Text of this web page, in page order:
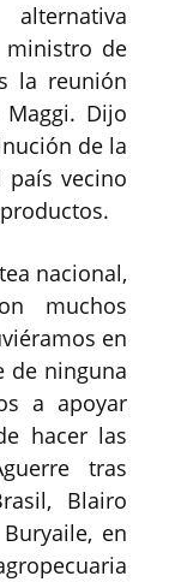
ministro de
la reunión
Dijo
de la
país vecino
nacional,
muchos
en
de ninguna
a apoyar
hacer las
tras
Blairo
en